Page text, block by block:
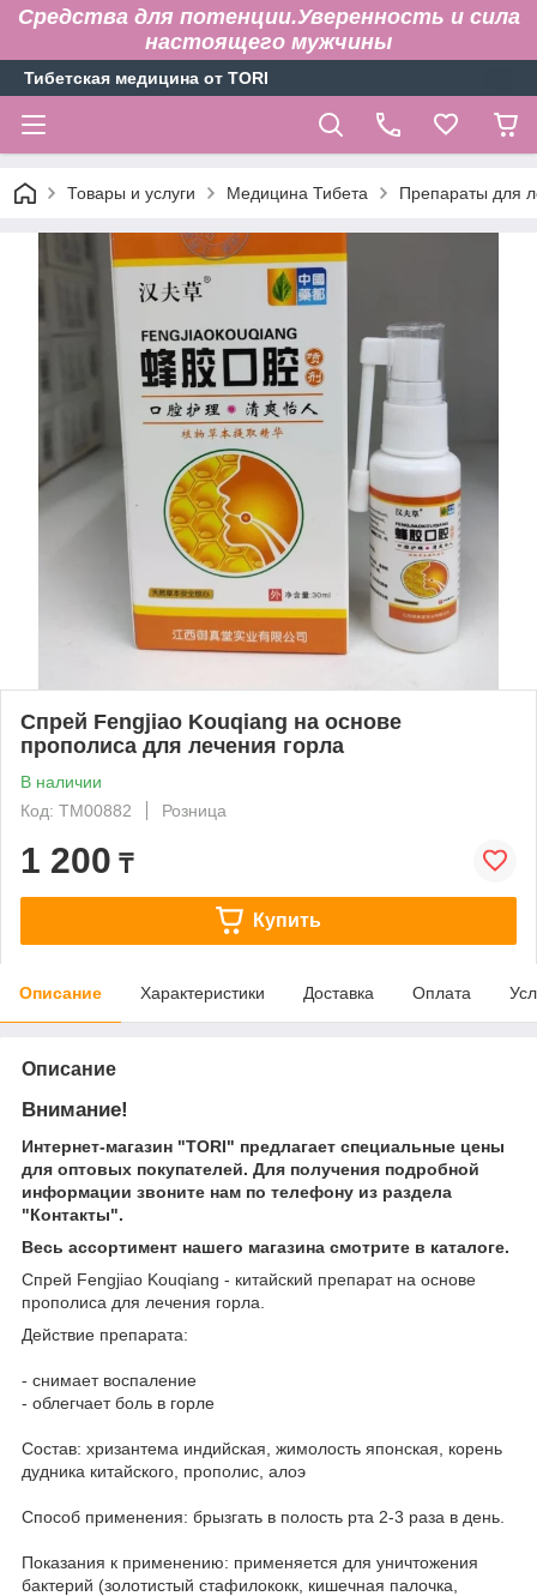
Средства для потенции.Уверенность и сила
настоящего мужчины
Тибетская медицина от TORI
Товары и услуги Медицина Тибета Препараты для
Спрей Fengjiao Kouqiang на основе
прополиса для лечения горла
В наличии
Код: ТМ00882
Розница
1 200 ₸
Купить
Описание Характеристики Доставка Оплата
Описание
Внимание!
Интернет-магазин "TORI" предлагает специальные цены
для оптовых покупателей. Для получения подробной
информации звоните нам по телефону из раздела
"Контакты".
Весь ассортимент нашего магазина смотрите в каталоге.
Спрей Fengjiao Kouqiang - китайский препарат на основе
прополиса для лечения горла.
Действие препарата:
- снимает воспаление
- облегчает боль в горле
Состав: хризантема индийская, жимолость японская, корень
дудника китайского, прополис, алоэ
Способ применения: брызгать в полость рта 2-3 раза в день.
Показания к применению: применяется для уничтожения
бактерий (золотистый стафилококк, кишечная палочка,